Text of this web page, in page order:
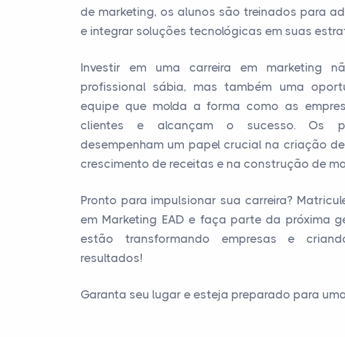
de marketing, os alunos são treinados para
e integrar soluções tecnológicas em suas
Investir em uma carreira em marketing
profissional sábia, mas também uma
equipe que molda a forma como as
clientes e alcançam o sucesso. Os
desempenham um papel crucial na criação
crescimento de receitas e na construção de
Pronto para impulsionar sua carreira?
em Marketing EAD e faça parte da próxima
estão transformando empresas e
resultados!
Garanta seu lugar e esteja preparado para